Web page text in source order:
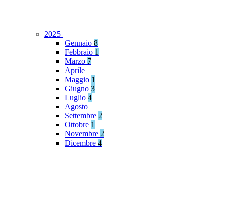
2025
Gennaio 8
Febbraio 1
Marzo 7
Aprile
Maggio 1
Giugno 3
Luglio 4
Agosto
Settembre 2
Ottobre 1
Novembre 2
Dicembre 4